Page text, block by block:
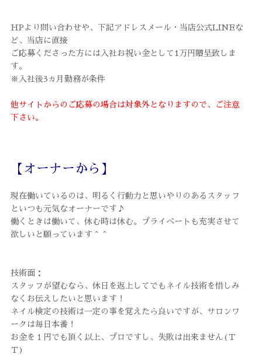
HPより問い合わせや、下記アドレスメール・当店公式LINEな
ど、当店に直接
ご応募くださった方には入社お祝い金として1万円贈呈致しま
す。
※入社後3ヵ月勤務が条件
他サイトからのご応募の場合は対象外となりますので、ご注意
下さい。
【オーナーから】
現在働いているのは、明るく行動力と思いやりのあるスタッフ
といつも元気なオーナーです♪
働くときは働いて、休む時は休む。プライベートも充実させて
欲しいと願っています＾＾
技術面：
スタッフが望むなら、休日を返上してでもネイル技術を惜しみ
なくお伝えしたいと思います！
ネイル検定の技術は一定の事を覚えたら良いですが、サロンワ
ークは毎日本番！
お金を１円でも頂く以上、プロですし、失敗は出来ません(Ｔ
Ｔ)